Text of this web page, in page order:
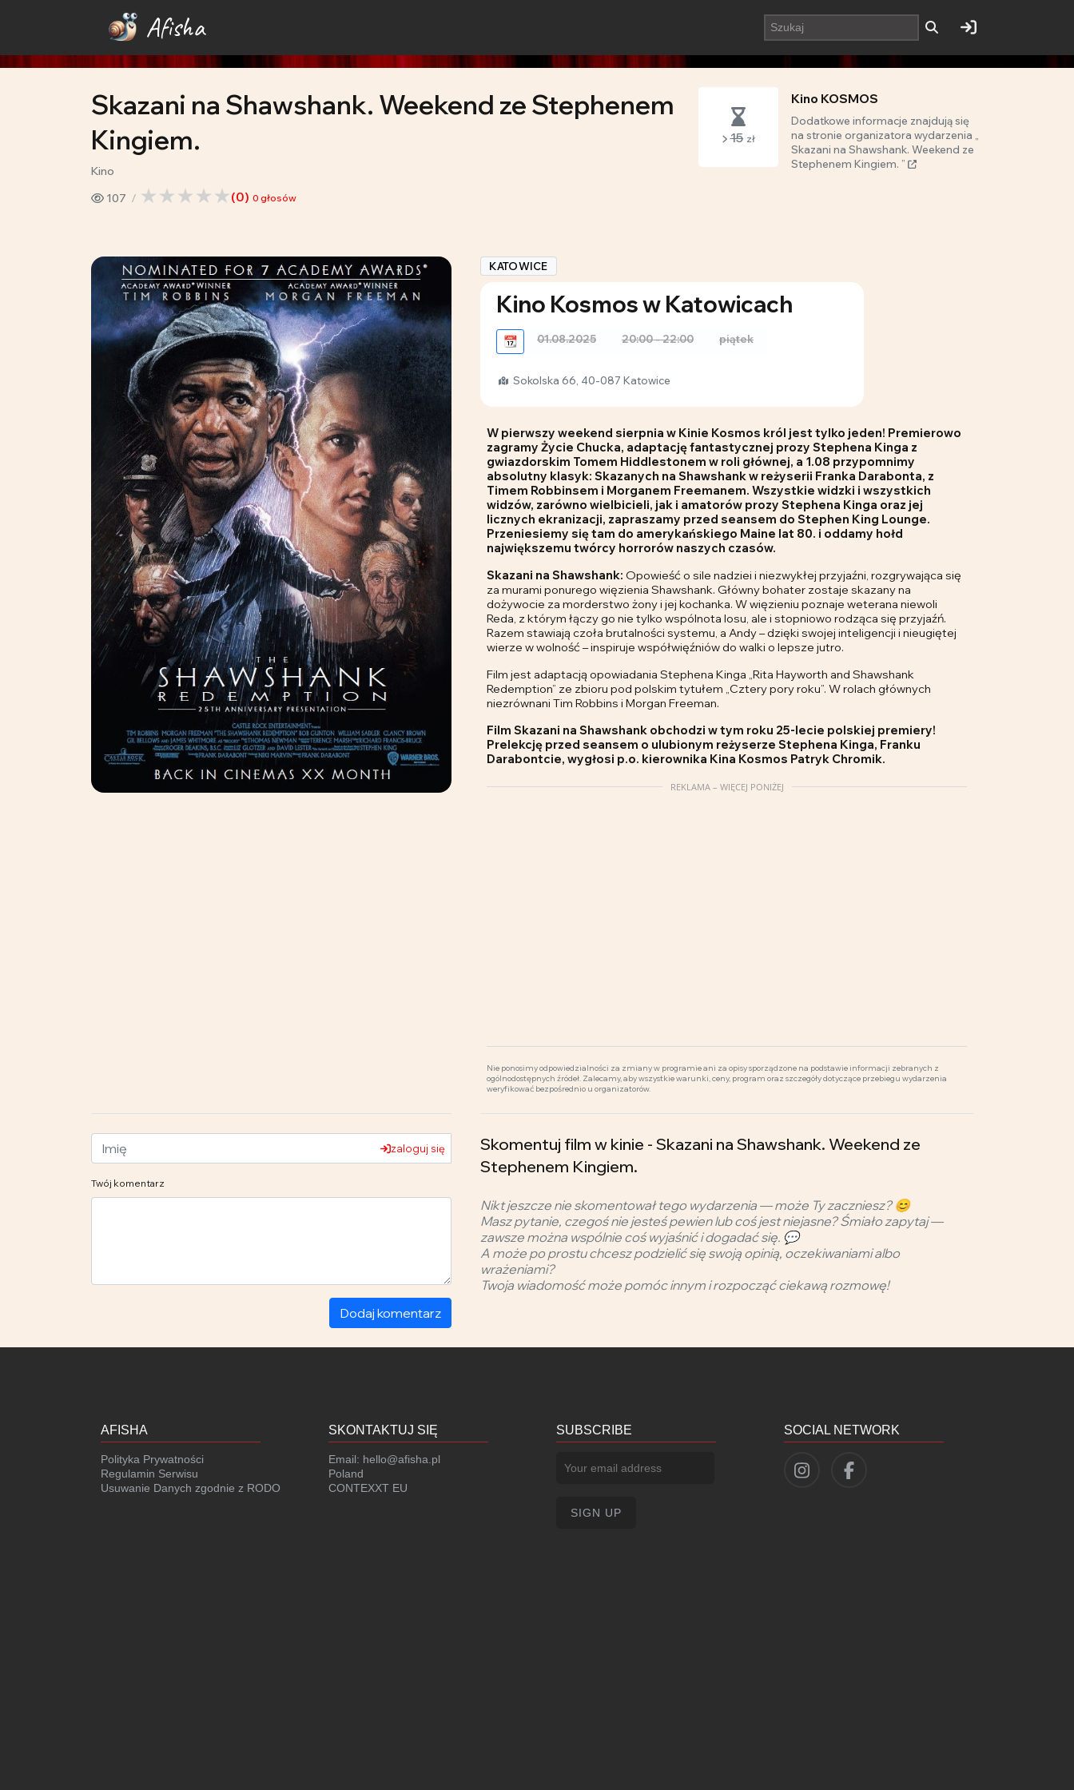
Afisha
Skazani na Shawshank. Weekend ze Stephenem
Kingiem.
Kino
107
(0) 0 głosów
15 zł
Kino KOSMOS
Dodatkowe informacje znajdują się
na stronie organizatora wydarzenia „
Skazani na Shawshank. Weekend ze
Stephenem Kingiem. ”
KATOWICE
Kino Kosmos w Katowicach
📆 01.08.2025 20:00 - 22:00 piątek
Sokolska 66, 40-087 Katowice
W pierwszy weekend sierpnia w Kinie Kosmos król jest tylko jeden! Premierowo
zagramy Życie Chucka, adaptację fantastycznej prozy Stephena Kinga z
gwiazdorskim Tomem Hiddlestonem w roli głównej, a 1.08 przypomnimy
absolutny klasyk: Skazanych na Shawshankw reżyserii Franka Darabonta, z
Timem Robbinsem i Morganem Freemanem. Wszystkie widzki i wszystkich
widzów, zarówno wielbicieli, jak i amatorów prozy Stephena Kinga oraz jej
licznych ekranizacji, zapraszamy przed seansem do Stephen King Lounge.
Przeniesiemy się tam do amerykańskiego Maine lat 80. i oddamy hołd
największemu twórcy horrorów naszych czasów.
Skazani na Shawshank: Opowieść o sile nadziei i niezwykłej przyjaźni, rozgrywająca się
za murami ponurego więzienia Shawshank. Główny bohater zostaje skazany na
dożywocie za morderstwo żony i jej kochanka. W więzieniu poznaje weterana niewoli
Reda, z którym łączy go nie tylko wspólnota losu, ale i stopniowo rodząca się przyjaźń.
Razem stawiają czoła brutalności systemu, a Andy – dzięki swojej inteligencji i nieugiętej
wierze w wolność – inspiruje współwięźniów do walki o lepsze jutro.
Film jest adaptacją opowiadania Stephena Kinga „Rita Hayworth and Shawshank
Redemption” ze zbioru pod polskim tytułem „Cztery pory roku”. W rolach głównych
niezrównani Tim Robbins i Morgan Freeman.
Film Skazani na Shawshank obchodzi w tym roku 25-lecie polskiej premiery!
Prelekcję przed seansem o ulubionym reżyserze Stephena Kinga, Franku
Darabontcie, wygłosi p.o. kierownika Kina Kosmos Patryk Chromik.
REKLAMA – WIĘCEJ PONIŻEJ
Nie ponosimy odpowiedzialności za zmiany w programie ani za opisy sporządzone na podstawie informacji zebranych z
ogólnodostępnych źródeł. Zalecamy, aby wszystkie warunki, ceny, program oraz szczegóły dotyczące przebiegu wydarzenia
weryfikować bezpośrednio u organizatorów.
zaloguj się
Twój komentarz
Dodaj komentarz
Skomentuj film w kinie - Skazani na Shawshank. Weekend ze
Stephenem Kingiem.
Nikt jeszcze nie skomentował tego wydarzenia — może Ty zaczniesz? 😊
Masz pytanie, czegoś nie jesteś pewien lub coś jest niejasne? Śmiało zapytaj —
zawsze można wspólnie coś wyjaśnić i dogadać się. 💬
A może po prostu chcesz podzielić się swoją opinią, oczekiwaniami albo
wrażeniami?
Twoja wiadomość może pomóc innym i rozpocząć ciekawą rozmowę!
AFISHA
Polityka Prywatności
Regulamin Serwisu
Usuwanie Danych zgodnie z RODO
SKONTAKTUJ SIĘ
Email: hello@afisha.pl
Poland
CONTEXXT EU
SUBSCRIBE SOCIAL NETWORK